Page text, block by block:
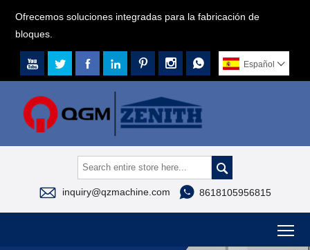
Ofrecemos soluciones integradas para la fabricación de
bloques.
       Español 

 inquiry@qzmachine.com  8618105956815